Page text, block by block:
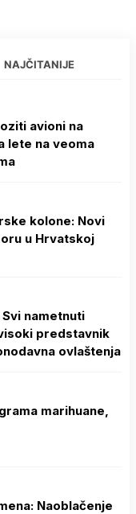
NAJČITANIJE
avioni na
lete na veoma
kolone: Novi
u Hrvatskoj
nametnuti
predstavnik
ovlaštenja
marihuane,
Naoblačenje